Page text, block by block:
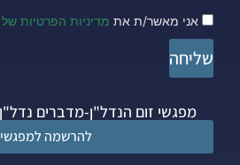
אני מאשר/ת את מדיניות הפרטיות
שליחה
מפגשי זום הנדל"ן-מדברים
להרשמה